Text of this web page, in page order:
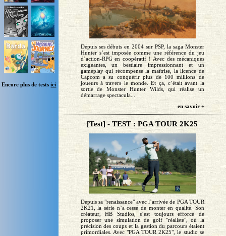
Encore plus de testsici
Depuis ses débuts en 2004 sur PSP, la saga Monster
Hunter s’est imposée comme une référence du jeu
d’action-RPG en coopératif ! Avec des mécaniques
exigeantes, un bestiaire impressionnant et un
gameplay qui récompense la maîtrise, la licence de
Capcom a su conquérir plus de 100 millions de
joueurs à travers le monde. Et ça, c’était avant la
sortie de Monster Hunter Wilds, qui réalise un
démarrage spectacula...
en savoir +
[Test] - TEST : PGA TOUR 2K25
Depuis sa "renaissance" avec l’arrivée de PGA TOUR
2K21, la série n’a cessé de monter en qualité. Son
créateur, HB Studios, s’est toujours efforcé de
proposer une simulation de golf "réaliste", où la
précision des coups et la gestion du parcours étaient
primordiales. Avec "PGA TOUR 2K25", le studio se